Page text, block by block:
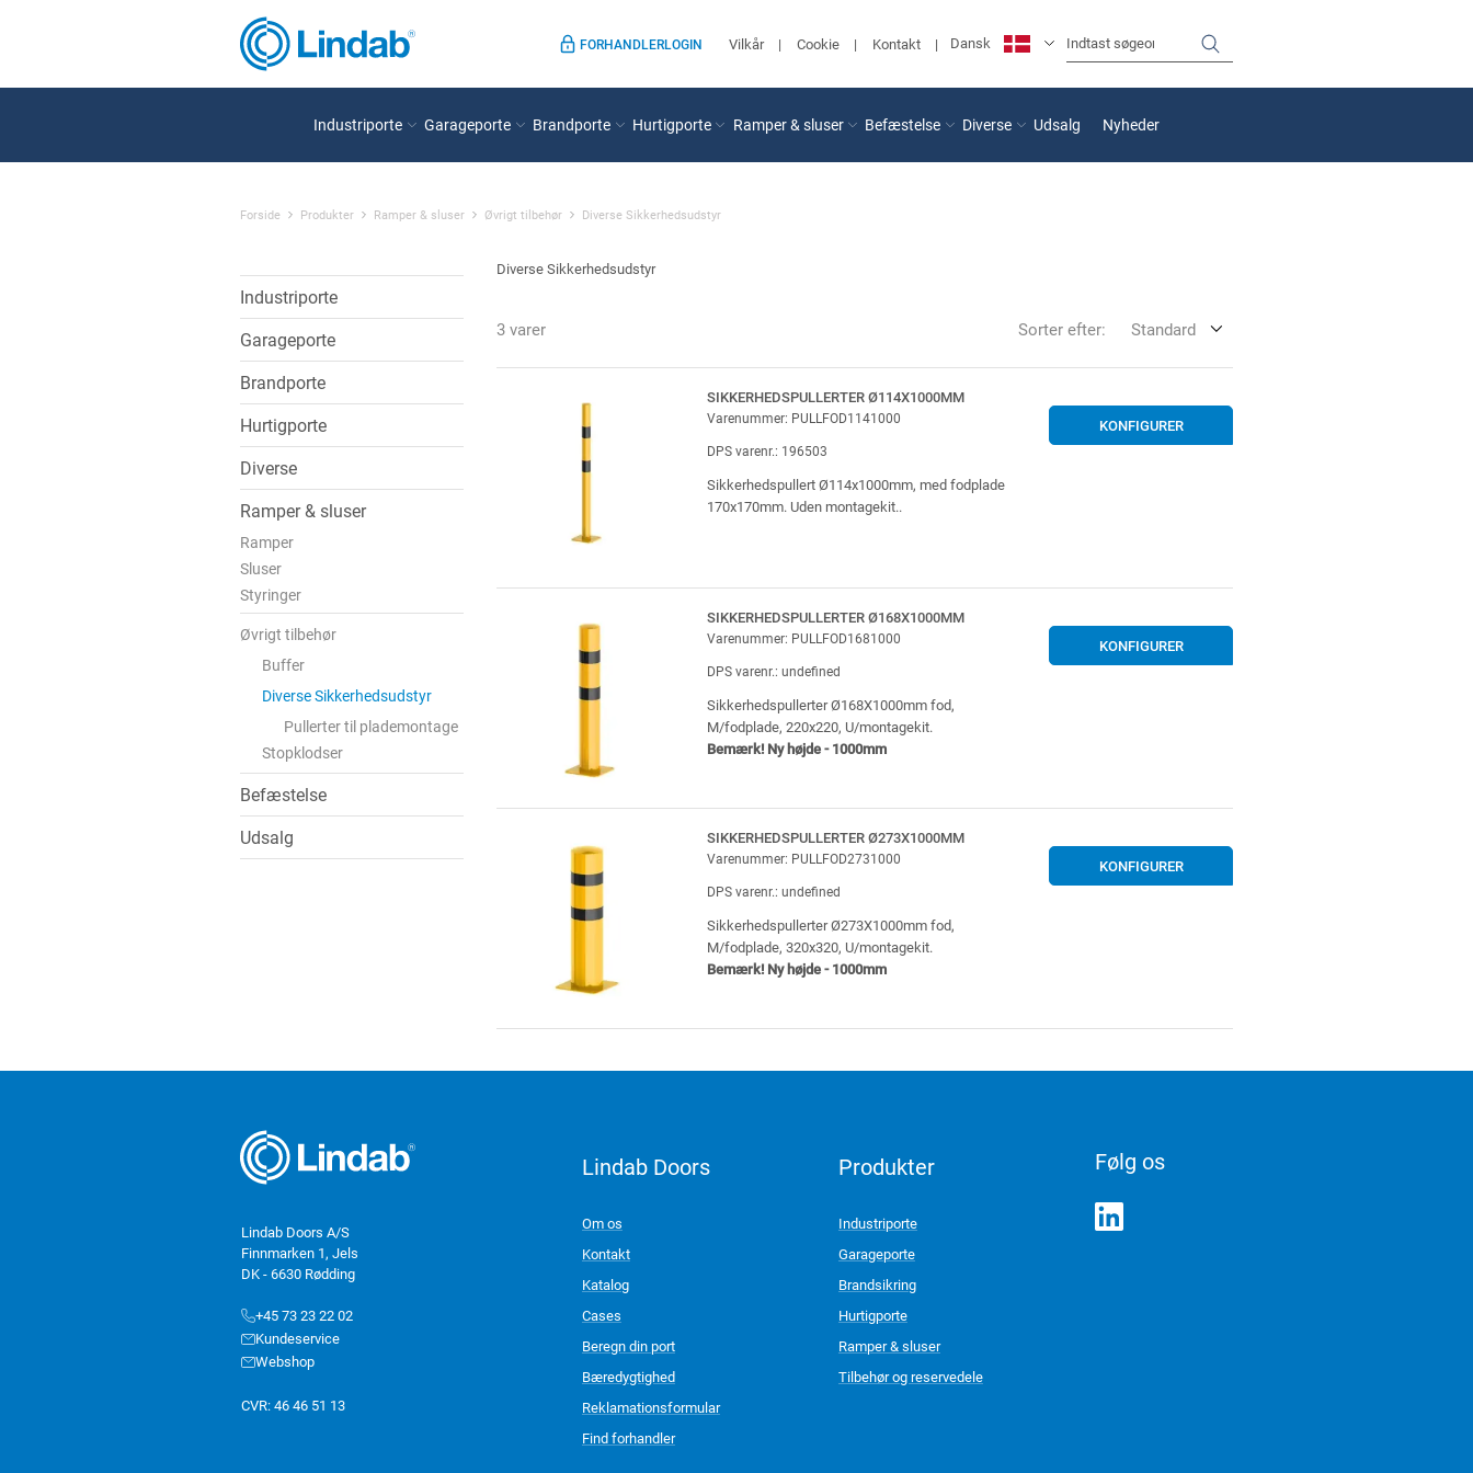
FORHANDLERLOGIN Vilkår Cookie Kontakt Dansk
Industriporte Garageporte Brandporte Hurtigporte Ramper & sluser Befæstelse Diverse Udsalg Nyheder
Forside Produkter Ramper & sluser Øvrigt tilbehør Diverse Sikkerhedsudstyr
Industriporte
Garageporte
Brandporte
Hurtigporte
Diverse
Ramper & sluser
Ramper
Sluser
Styringer
Øvrigt tilbehør
Buffer
Diverse Sikkerhedsudstyr
Pullerter til plademontage
Stopklodser
Befæstelse
Udsalg
Diverse Sikkerhedsudstyr
3 varer Sorter efter: Standard
SIKKERHEDSPULLERTER Ø114X1000MM
Varenummer: PULLFOD1141000
DPS varenr.: 196503
Sikkerhedspullert Ø114x1000mm, med fodplade
170x170mm. Uden montagekit..
KONFIGURER
SIKKERHEDSPULLERTER Ø168X1000MM
Varenummer: PULLFOD1681000
DPS varenr.: undefined
Sikkerhedspullerter Ø168X1000mm fod,
M/fodplade, 220x220, U/montagekit.
Bemærk! Ny højde - 1000mm
KONFIGURER
SIKKERHEDSPULLERTER Ø273X1000MM
Varenummer: PULLFOD2731000
DPS varenr.: undefined
Sikkerhedspullerter Ø273X1000mm fod,
M/fodplade, 320x320, U/montagekit.
Bemærk! Ny højde - 1000mm
KONFIGURER
Lindab Doors A/S
Finnmarken 1, Jels
DK - 6630 Rødding
+45 73 23 22 02
Kundeservice
Webshop
CVR: 46 46 51 13
Lindab Doors
Om os
Kontakt
Katalog
Cases
Beregn din port
Bæredygtighed
Reklamationsformular
Find forhandler
Produkter
Industriporte
Garageporte
Brandsikring
Hurtigporte
Ramper & sluser
Tilbehør og reservedele
Følg os